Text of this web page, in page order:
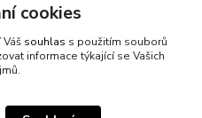
cookies
souhlas s použitím souborů
informace týkající se Vašich